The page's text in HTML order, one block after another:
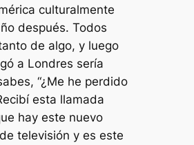
culturalmente
después. Todos
de algo, y luego
a Londres sería
“¿Me he perdido
esta llamada
hay este nuevo
televisión y es este